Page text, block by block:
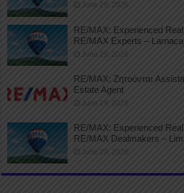
June 29, 2026
RE/MAX: Experienced
RE/MAX Experts – Larnaca
June 29, 2026
RE/MAX: Ζητούνται
Estate Agent
June 29, 2026
RE/MAX: Experienced
RE/MAX Dealmakers –
June 29, 2026